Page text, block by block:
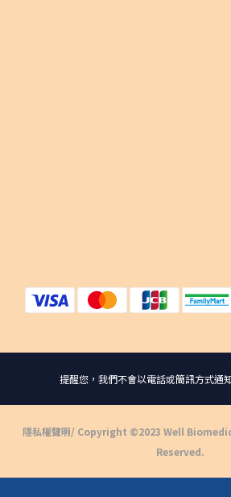
提醒您，我們不會以電話或簡訊方式通
隱私權聲明/ Copyright ©2023 Well
Reserved.